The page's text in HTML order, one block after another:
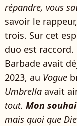
répandre, vous
savoir le
trois. Sur cet
duo est raccord.
Barbade avait
2023, au Vogue
Umbrella avait
tout. Mon
mais quoi que